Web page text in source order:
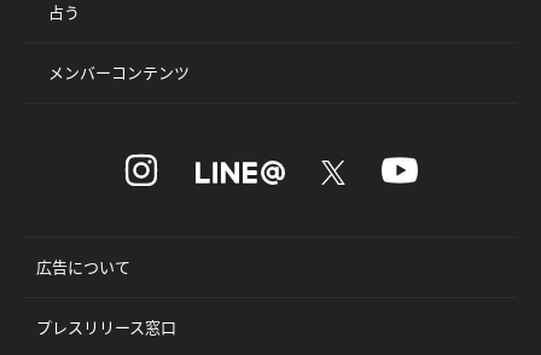
占う
メンバーコンテンツ
広告について
プレスリリース窓口